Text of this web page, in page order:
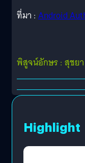
ที่มา : Android
พิสูจน์อักษร : สุชยา
Highlight